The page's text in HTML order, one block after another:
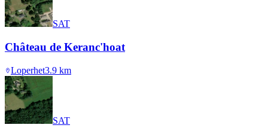
SAT
Château de Keranc'hoat
Loperhet3.9 km
SAT